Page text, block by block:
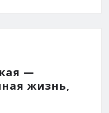
—
жизнь,